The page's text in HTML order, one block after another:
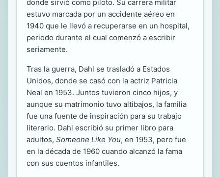
donde sirvió como piloto. Su carrera militar
estuvo marcada por un accidente aéreo en
1940 que le llevó a recuperarse en un hospital,
periodo durante el cual comenzó a escribir
seriamente.
Tras la guerra, Dahl se trasladó a Estados
Unidos, donde se casó con la actriz Patricia
Neal en 1953. Juntos tuvieron cinco hijos, y
aunque su matrimonio tuvo altibajos, la familia
fue una fuente de inspiración para su trabajo
literario. Dahl escribió su primer libro para
adultos, Someone Like You, en 1953, pero fue
en la década de 1960 cuando alcanzó la fama
con sus cuentos infantiles.